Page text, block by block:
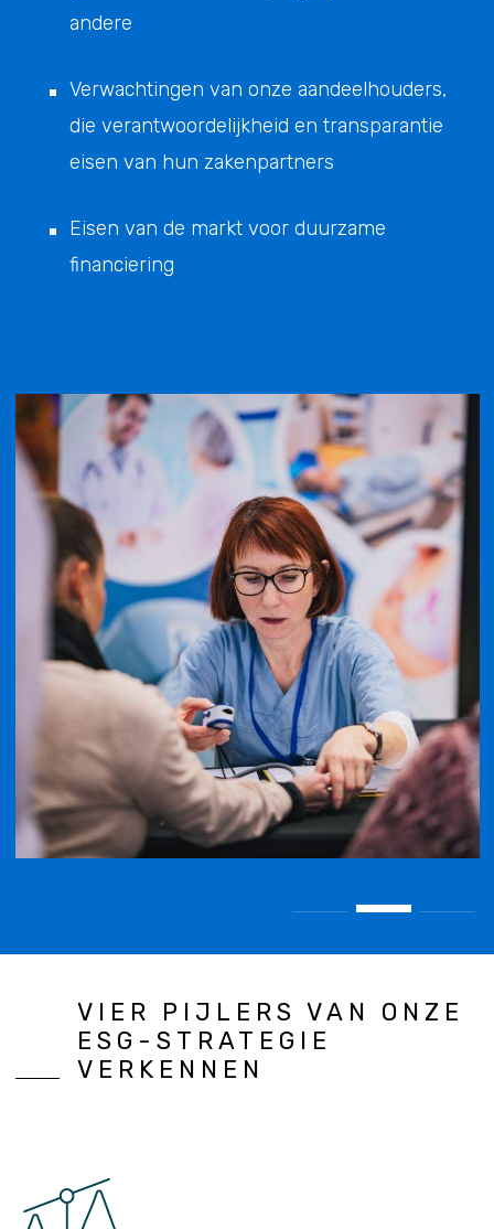
andere
Verwachtingen van onze aandeelhouders,
die verantwoordelijkheid en transparantie
eisen van hun zakenpartners
Eisen van de markt voor duurzame
financiering
VIER PIJLERS VAN ONZE
ESG-STRATEGIE
VERKENNEN